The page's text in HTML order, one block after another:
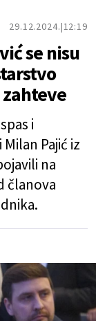
29.12.2024. 12:19
se nisu
i
Pajić iz
na
članova